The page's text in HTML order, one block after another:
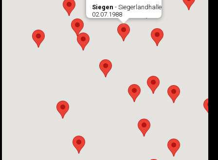
Siegen - Siegerlandhalle
02.07.1988